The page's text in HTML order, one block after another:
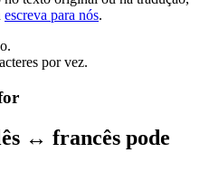
escreva para nós.
por vez.
↔ francês pode